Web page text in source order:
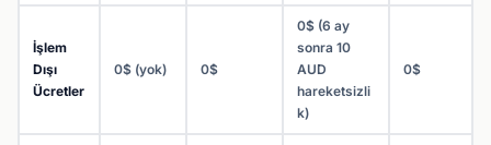
İşlem
Dışı
Ücretler
0$ (yok) 0$
0$ (6 ay
sonra 10
AUD
hareketsizli
k)
0$